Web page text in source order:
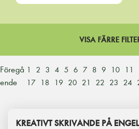
VISA FÄRRE
Föregå
ende
1 2 3 4 5 6 7 8 9 10 11
17
18 19 20 21 22 23 24
KREATIVT SKRIVANDE PÅ